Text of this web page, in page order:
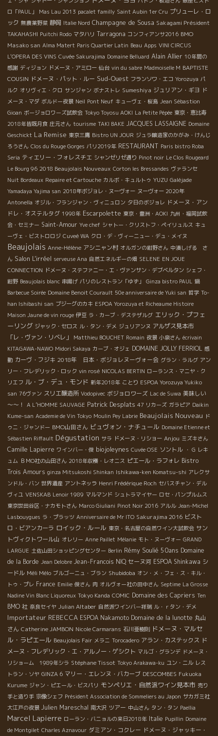
ロ「PAUL」
Mas Lau 2013 pacalet familly Saint Aubin 1er Cru プリューレ・ロ
ック 無農薬野菜 静岡 Italie Nord Champagne de Sousa Sakagami Président
TAKAHASHI Puitchi Rodo マタハリ Tarragona コンフィアンサ2016 BMO
Masako san Alma Matert Paris Quartier Latin Beau Apps VINI CIRCUS
L'OPERA DES VINS Cuvée Sakurajima Domaine Belluard Alain Allier 10年間の
感謝 ディジョン ドメーヌ・アミロー 仙台 vin du sabre Madmoiselle M BAPTISTE
COUSIN ドメーヌ・パット・ルー Sud-Ouest フランソワ・エコ Yorozuya パ
ルク オリヴィエ・クロ サンジャン ボナストレ Sumeshiya ジュリアン・ギヨ ド
メーヌ・マダ ボルドー夜景 Neil Pont Neuf キューヴェ・桜島 Jean Sébastion
Gioan ボージョロワーズ試飲会 Tokyo Toyosu AOKI La Petite Pépée 東京・恵比寿
2018年皆既月食 庄元さん tourisme TAKI BAKE JACQUES LASSAIGNE Domaine
Geschickt La Remise 東京三鷹 Bistro UN JOUR ジュラ醸造家のかがみ・けんじ
ろうさん Clos du Rouge Gorges パリ2019年 RESTAURANT Paris bistro Roba
Seria ティエリー・フォレスチエ シャンゼリゼ通り Pinot noir Le Clos Rougeard
Le Bourg 96 2018 Beaujolais Nouveaux Corton les Bressandes ヴァランセ
Nuit Bordeaux Repaire et Cartouche カルボ・キュルトゥ YUZU Galéjade
Yamadaya Yajima san 2018年ボジョレ・ヌーヴォー ヌーヴォー 2020年
Antonella オジル・フランジャン・ヴィニュロン 夕日のボジョレ ドメーヌ・アン
ドレ・オステルタグ 1998年 Escarpolette 東京・豊洲・AOKI 九州・福岡試飲
会・セミナー Saint-Amour Yve chef シャトー・クリストフ・ペイリュルス キュ
ーヴェ・ビストロロジ Cuveé WA クロ・デ・ヴィーニュー・デュ・メイヌ
Beaujolais Anne-Hélène アシニャン村 オルガンの紺野さん 中湊しげる さ
ん Salon L'irréel serveuse Ana 自然エネルギーの畑 SELENE EN JOUE
CONNECTION ドメーヌ・ステファニー・エ・ヴァンサン・デブベルタン シェフ・
紺野 Beaujolais blanc 串揚げ パリのレストラン「ゆず」 Ginza bistro PAUL 鍋
Barbecue Soirée Domaine Benoit Courault 50e anniversaire de Yuki san 哲学 To-
han Ishibashi san ブジーグのカキ ESPOA Yorozuya et Richeaume Histoire
Maison Jaune de vin rouge 伊豆 ラ・カーブ・デステザルグ エリック・プフェ
ーリング ジャック・セロス ル・タン・デメ ジュリアンヌ アルザス見本市
「レ・ヴァン・リベレ」
Matthieu BOUCHET Romain 夜景 小泉さん écrivain
KITAGAWA-NAWO Midori Sakaya カーブ・オジェ DOMAINE JOLLY FERRIOL 感
動 カーヴ・フジキ 2018年 日本・ボジョレヌーヴォー会 グラン・ラルグ アン
リー・フレデリック・ロック vin rosé NICOLAS BERTIN ローランス・マニヤ・ク
リエフ ル・ブ・デュ・モンド 新年2018年 ことり ESPOA Yorozuya Yukiko
san 76ヴァン スリエ醸造所 Vodopivec ボジョロワーズ Lac de Suwa 美味しい
～～！
A L’HOMME SAUVAGE Patrick Desplats 47 リカーズ ガラピア Daikin
Kume-san Academie de Vin Tokyo Moulin Pey Labrie Beaujolais Nouveau ド
ゥニ・ジャンドー BMO山田さん ビュヴォン・ナチュール Domaine Etienne et
Sébastien Riffault Dégustation サラ ドメーヌ・リショー Anjou ミズキさん
Camille Lapierre ワインバー・俊 biojoleynes Cuvée OSE ソントル ・ G レキ
ュム ＢＭО社の山田さん 2018年収穫・レオニス ピエール・ラフォレ Bistro
Trois Amours ginza Mitsukoshi Shinkan Ishikawa-ken Komatsu-shi アレクサ
ンドル・バン 世界遺産 アントネッラ Henri Frédérique Roch セバスチャン・デル
ヴィユ VENSKAB Lenoir 1989 マルマンド シュトラマイヤー ロセ・パンプルムス
東京世田谷区・ナカモトさん Marco Giuliani Pinot Noir 2016 アルル Jean-Michel
Lasbouygues ラ・プラッツ Anniversaire de Mr ITO Sakurajima 2016 ビスト
ロ・ビアンカーラ ロイック・ルール 東京・名古屋の自然ワイン大試飲会 サン
トヴィクトワール山 オレリー Anne Paillet Mélanie モト・ヌーヴォー GRAND
LARGUE 土佐山田ショッピングセンター Berlin Rémy Soulié 50ans Domaine
de la Borde Jean Delobre Jean-Francois NIQ セーヌ河 ESPOA Shinkawa シ
ードル Méli Mélo ブルゴーニュ・ブラン Shubidoba オン・メ・フェ・ス・キル・
トゥ・プレ France Emilie 俊さん 肉 オルヴォー社の田中さん Septime La Grosse
Nadine Vin Blanc Liquoreux Tokyo Kanda COMIC Domaine des Capriers Ten
BMO 社 奈良セイヤ Julian Altaber 自然派ワインバー祥瑞 ル・ｒタン・デメ
Importateur REBECCA ESPOA Nakamoto Domaine de la lunotte 丸山
さん Catherine JAMBON Nicole Carmarans 石川亜樹則 ドメーヌ・マルセ
ル・ラピエール Beaujolais Fair メラニ Torocadero アラン・カステックス ド
メーヌ・フレデリック・エ・アルノー・ゲシクト マルゴ・グランデ ドメーヌ・
リショーム 1989年シラ Stéphane Tissot Tokyo Arakawa-ku ユン・ニル レス
トラン・ソヤ GINZA 6 マリー・エレンヌ・バカーブ DESCOMBES Fukuoka
Kurume ジャン・ピエール・ビスパリ モンペリエ・自然派ワイン見本市 売り
手と造り手 宗像シェフ Président Association de Sommeliers au Japon サカガミ社
大江戸の夜景 Julien Mareschal 南大沢 ツアー 中山さん タン・タン Paellia
Marcel Lapierre ローラン・バニョルの来日2018年 Italie Pupillin Domaine
de Montgilet Charles Aznavour ダミアン・コクレー ドメーヌ・ジャッキー・